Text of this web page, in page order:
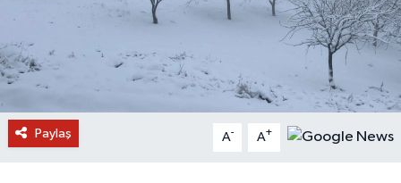
Paylaş A- A+